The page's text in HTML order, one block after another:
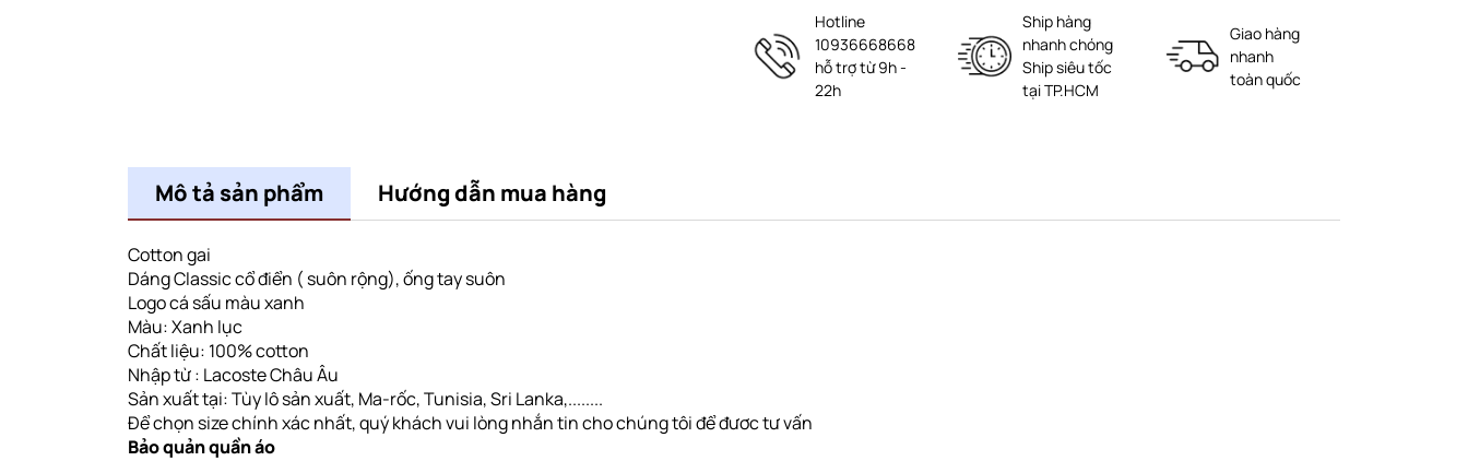
Hotline
10936668668
hỗ trợ từ 9h -
22h
Ship hàng
nhanh chóng
Ship siêu tốc
tại TP.HCM
Giao hàng
nhanh
toàn quốc
Mô tả sản phẩm Hướng dẫn mua hàng
Cotton gai
Dáng Classic cổ điển ( suôn rộng), ống tay suôn
Logo cá sấu màu xanh
Màu: Xanh lục
Chất liệu: 100% cotton
Nhập từ : Lacoste Châu Âu
Sản xuất tại: Tùy lô sản xuất, Ma-rốc, Tunisia, Sri Lanka,........
Để chọn size chính xác nhất, quý khách vui lòng nhắn tin cho chúng tôi để đươc tư vấn
Bảo quản quần áo